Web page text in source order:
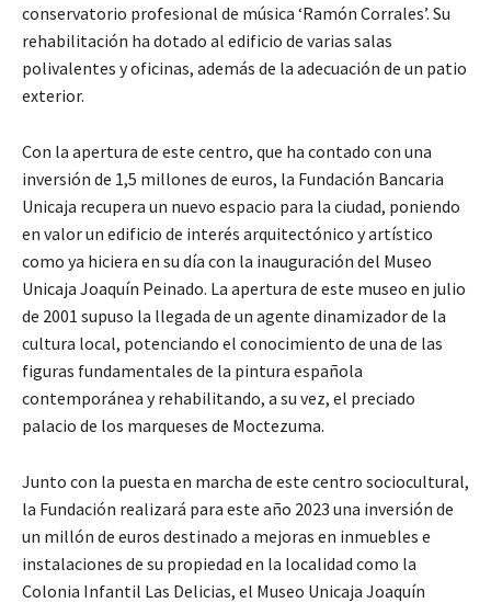
conservatorio profesional de música ‘Ramón Corrales’. Su
rehabilitación ha dotado al edificio de varias salas
polivalentes y oficinas, además de la adecuación de un patio
exterior.
Con la apertura de este centro, que ha contado con una
inversión de 1,5 millones de euros, la Fundación Bancaria
Unicaja recupera un nuevo espacio para la ciudad, poniendo
en valor un edificio de interés arquitectónico y artístico
como ya hiciera en su día con la inauguración del Museo
Unicaja Joaquín Peinado. La apertura de este museo en julio
de 2001 supuso la llegada de un agente dinamizador de la
cultura local, potenciando el conocimiento de una de las
figuras fundamentales de la pintura española
contemporánea y rehabilitando, a su vez, el preciado
palacio de los marqueses de Moctezuma.
Junto con la puesta en marcha de este centro sociocultural,
la Fundación realizará para este año 2023 una inversión de
un millón de euros destinado a mejoras en inmuebles e
instalaciones de su propiedad en la localidad como la
Colonia Infantil Las Delicias, el Museo Unicaja Joaquín